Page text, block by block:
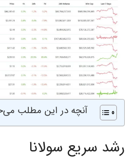
آنچه در این مطلب
رشد سریع سولانا